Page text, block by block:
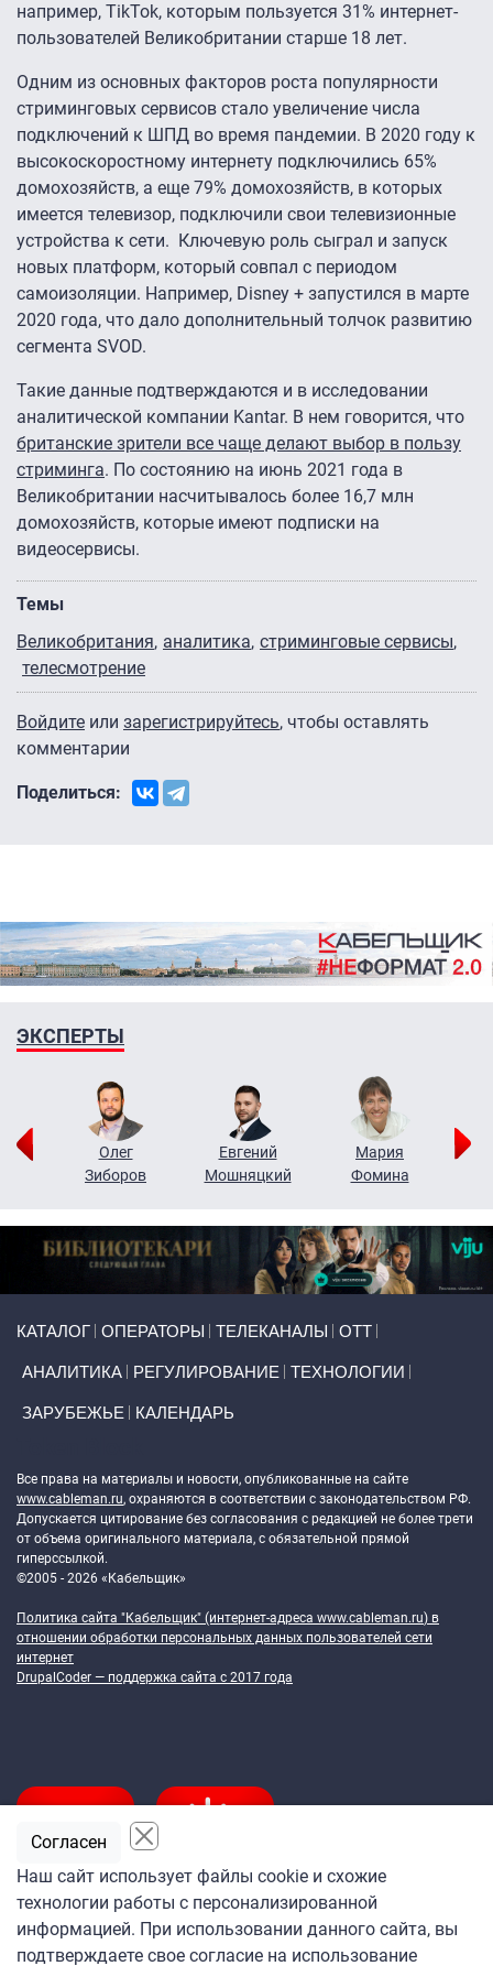
например, TikTok, которым пользуется 31% интернет-
пользователей Великобритании старше 18 лет.
Одним из основных факторов роста популярности
стриминговых сервисов стало увеличение числа
подключений к ШПД во время пандемии. В 2020 году к
высокоскоростному интернету подключились 65%
домохозяйств, а еще 79% домохозяйств, в которых
имеется телевизор, подключили свои телевизионные
устройства к сети. Ключевую роль сыграл и запуск
новых платформ, который совпал с периодом
самоизоляции. Например, Disney + запустился в марте
2020 года, что дало дополнительный толчок развитию
сегмента SVOD.
Такие данные подтверждаются и в исследовании
аналитической компании Kantar. В нем говорится, что
британские зрители все чаще делают выбор в пользу
стриминга. По состоянию на июнь 2021 года в
Великобритании насчитывалось более 16,7 млн
домохозяйств, которые имеют подписки на
видеосервисы.
Темы
Великобритания аналитика стриминговые сервисы
телесмотрение
Войдите или зарегистрируйтесь, чтобы оставлять
комментарии
Поделиться:
ЭКСПЕРТЫ
Олег
Зиборов
Евгений
Мошняцкий
Мария
Фомина
КАТАЛОГ ОПЕРАТОРЫ ТЕЛЕКАНАЛЫ ОТТ
АНАЛИТИКА РЕГУЛИРОВАНИЕ ТЕХНОЛОГИИ
ЗАРУБЕЖЬЕ КАЛЕНДАРЬ
Все права на материалы и новости, опубликованные на сайте
www.cableman.ru, охраняются в соответствии с законодательством РФ.
Допускается цитирование без согласования с редакцией не более трети
от объема оригинального материала, с обязательной прямой
гиперссылкой.
©2005 - 2026 «Кабельщик»
Политика сайта "Кабельщик" (интернет-адреса www.cableman.ru) в
отношении обработки персональных данных пользователей сети
интернет
DrupalCoder — поддержка сайта c 2017 года
Подпишитесь
на ежедневную рассылку
Наш сайт использует файлы cookie и схожие
технологии работы с персонализированной
информацией. При использовании данного сайта, вы
подтверждаете свое согласие на использование
Согласен